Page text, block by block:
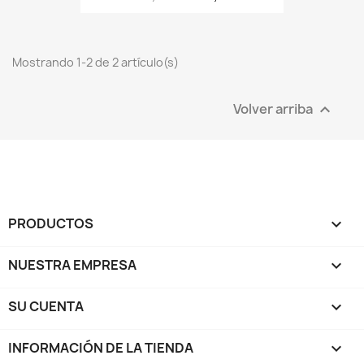
Mostrando 1-2 de 2 artículo(s)
Volver arriba 
PRODUCTOS 
NUESTRA EMPRESA 
SU CUENTA 
INFORMACIÓN DE LA TIENDA keyboard_arrow_down